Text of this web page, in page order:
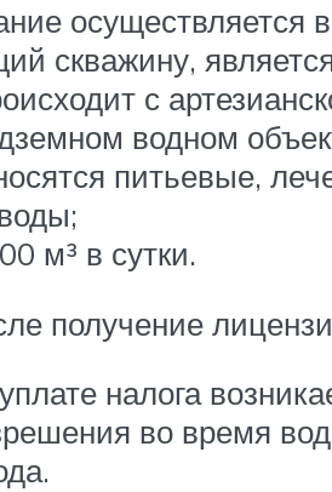
осуществляется
скважину,
с
водном
питьевые,
м³ в сутки.
получение
налога
во время